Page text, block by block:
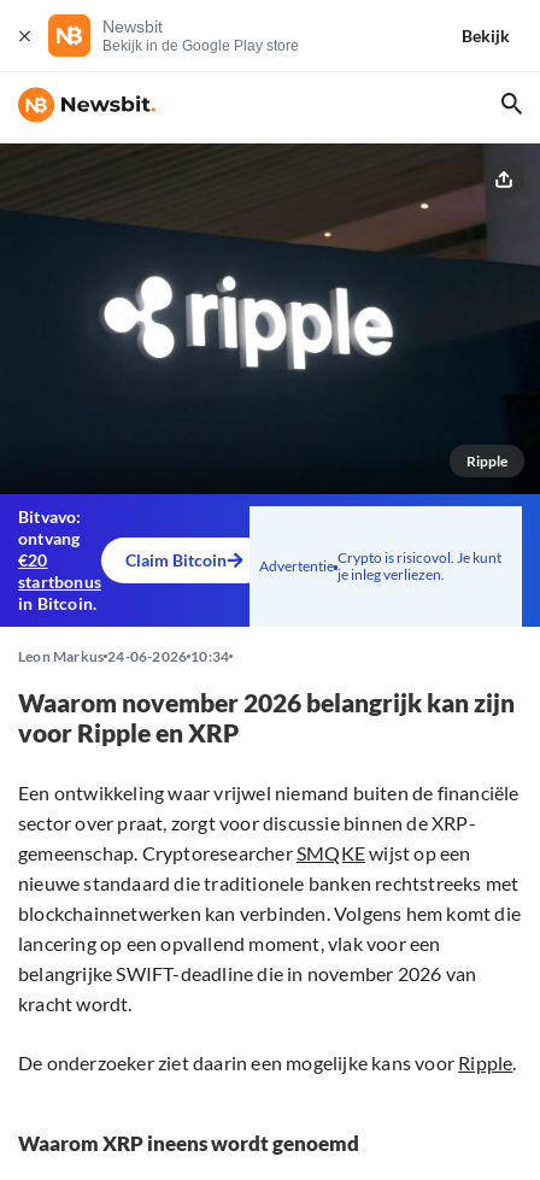
Newsbit
Bekijk in de Google Play store
Bekijk
Ripple
Bitvavo:
ontvang
€20
startbonus
in Bitcoin.
Claim Bitcoin Advertentie Crypto is risicovol. Je kunt
je inleg verliezen.
Leon Markus 24-06-2026 10:34
Waarom november 2026 belangrijk kan zijn
voor Ripple en XRP
Een ontwikkeling waar vrijwel niemand buiten de financiële
sector over praat, zorgt voor discussie binnen de XRP-
gemeenschap. CryptoresearcherSMQKEwijst op een
nieuwe standaard die traditionele banken rechtstreeks met
blockchainnetwerken kan verbinden. Volgens hem komt die
lancering op een opvallend moment, vlak voor een
belangrijke SWIFT-deadline die in november 2026 van
kracht wordt.
De onderzoeker ziet daarin een mogelijke kans voor Ripple.
Waarom XRP ineens wordt genoemd